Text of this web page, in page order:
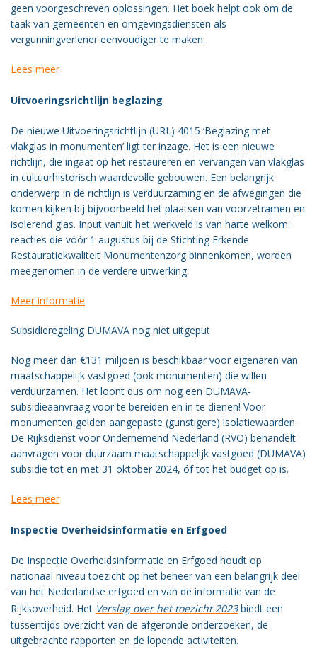
geen voorgeschreven oplossingen. Het boek helpt ook om de
taak van gemeenten en omgevingsdiensten als
vergunningverlener eenvoudiger te maken.
Lees meer
Uitvoeringsrichtlijn beglazing
De nieuwe Uitvoeringsrichtlijn (URL) 4015 ‘Beglazing met
vlakglas in monumenten’ ligt ter inzage. Het is een nieuwe
richtlijn, die ingaat op het restaureren en vervangen van vlakglas
in cultuurhistorisch waardevolle gebouwen. Een belangrijk
onderwerp in de richtlijn is verduurzaming en de afwegingen die
komen kijken bij bijvoorbeeld het plaatsen van voorzetramen en
isolerend glas. Input vanuit het werkveld is van harte welkom:
reacties die vóór 1 augustus bij de Stichting Erkende
Restauratiekwaliteit Monumentenzorg binnenkomen, worden
meegenomen in de verdere uitwerking.
Meer informatie
Subsidieregeling DUMAVA nog niet uitgeput
Nog meer dan €131 miljoen is beschikbaar voor eigenaren van
maatschappelijk vastgoed (ook monumenten) die willen
verduurzamen. Het loont dus om nog een DUMAVA-
subsidieaanvraag voor te bereiden en in te dienen! Voor
monumenten gelden aangepaste (gunstigere) isolatiewaarden.
De Rijksdienst voor Ondernemend Nederland (RVO) behandelt
aanvragen voor duurzaam maatschappelijk vastgoed (DUMAVA)
subsidie tot en met 31 oktober 2024, óf tot het budget op is.
Lees meer
Inspectie Overheidsinformatie en Erfgoed
De Inspectie Overheidsinformatie en Erfgoed houdt op
nationaal niveau toezicht op het beheer van een belangrijk deel
van het Nederlandse erfgoed en van de informatie van de
Rijksoverheid. Het Verslag over het toezicht 2023biedt een
tussentijds overzicht van de afgeronde onderzoeken, de
uitgebrachte rapporten en de lopende activiteiten.